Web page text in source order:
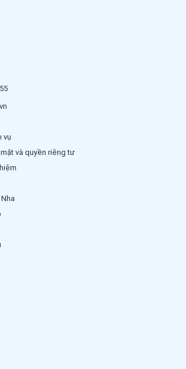
vụ
và quyền riêng tư